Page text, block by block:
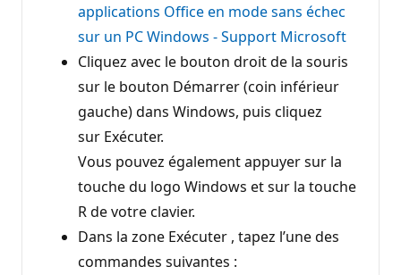
applications Office en mode sans échec
sur un PC Windows - Support Microsoft
Cliquez avec le bouton droit de la souris
sur le bouton Démarrer (coin inférieur
gauche) dans Windows, puis cliquez
sur Exécuter.
Vous pouvez également appuyer sur la
touche du logo Windows et sur la touche
R de votre clavier.
Dans la zone Exécuter , tapez l’une des
commandes suivantes :